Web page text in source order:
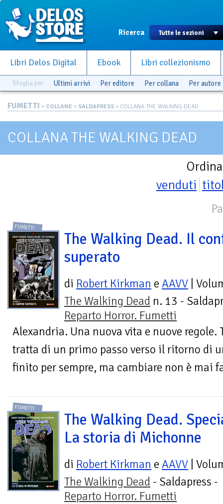
Ricerca
Libri Delos Digital Ebook Libri collezionismo
Sfoglia per Ultimi arrivi Per editore Per collana Per autore
FUMETTI > COLLANE > SALDAPRESS > COLLANA THE WALKING DEAD
COLLANA THE WALKING DEAD
venduti
FUMETTI
The Walking Dead. Il
superato
di Robert Kirkman e AAVV |
The Walking Dead n. 13 -
Reparto Horror. Fumetti
Alexandria. Una nuova vita e nuove regole.
tratta di un primo passo verso il ritorno di
finito per sempre, ma cambiare non è mai
FUMETTI
The Walking Dead.
La storia di Michonne
di Robert Kirkman e AAVV |
The Walking Dead - Saldapress -
Reparto Horror. Fumetti